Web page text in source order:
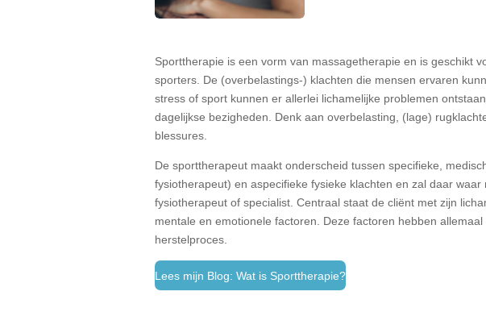
Sporttherapie is een vorm van massagetherapie en is geschikt
sporters. De (overbelastings-) klachten die mensen ervaren
stress of sport kunnen er allerlei lichamelijke problemen
dagelijkse bezigheden. Denk aan overbelasting, (lage)
blessures.
De sporttherapeut maakt onderscheid tussen specifieke,
fysiotherapeut) en aspecifieke fysieke klachten en zal daar
fysiotherapeut of specialist. Centraal staat de cliënt met zijn
mentale en emotionele factoren. Deze factoren hebben
herstelproces.
Lees mijn Blog: Wat is Sporttherapie?